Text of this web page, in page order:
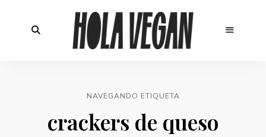
NAVEGANDO ETIQUETA
crackers de queso